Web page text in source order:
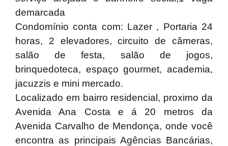
demarcada
Condomínio conta com: Lazer , Portaria 24
horas, 2 elevadores, circuito de câmeras,
salão de festa, salão de jogos,
brinquedoteca, espaço gourmet, academia,
jacuzzis e mini mercado.
Localizado em bairro residencial, proximo da
Avenida Ana Costa e á 20 metros da
Avenida Carvalho de Mendonça, onde você
encontra as principais Agências Bancárias,